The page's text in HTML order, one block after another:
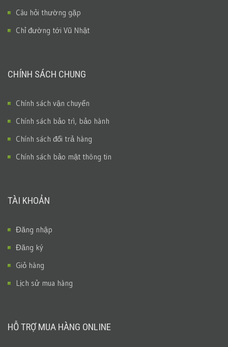
Câu hỏi thường gặp
Chỉ đường tới Vũ Nhật
CHÍNH SÁCH CHUNG
Chính sách vận chuyển
Chính sách bảo trì, bảo hành
Chính sách đổi trả hàng
Chính sách bảo mật thông tin
TÀI KHOẢN
Đăng nhập
Đăng ký
Giỏ hàng
Lịch sử mua hàng
HỖ TRỢ MUA HÀNG ONLINE